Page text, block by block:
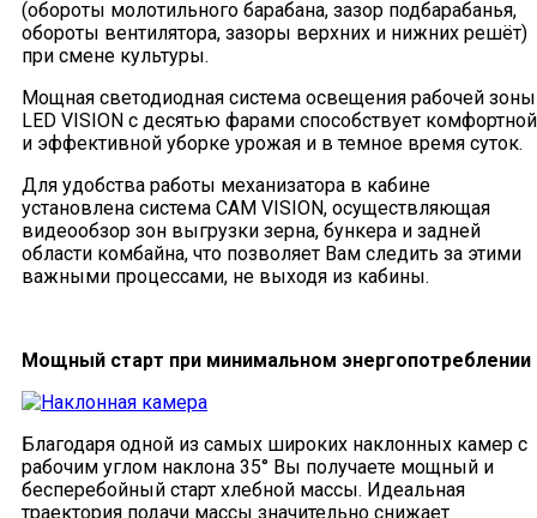
(обороты молотильного барабана, зазор подбарабанья,
обороты вентилятора, зазоры верхних и нижних решёт)
при смене культуры.
Мощная светодиодная система освещения рабочей зоны
LED VISION с десятью фарами способствует комфортной
и эффективной уборке урожая и в темное время суток.
Для удобства работы механизатора в кабине
установлена система CAM VISION, осуществляющая
видеообзор зон выгрузки зерна, бункера и задней
области комбайна, что позволяет Вам следить за этими
важными процессами, не выходя из кабины.
Мощный старт при минимальном энергопотреблении
Благодаря одной из самых широких наклонных камер с
рабочим углом наклона 35° Вы получаете мощный и
бесперебойный старт хлебной массы. Идеальная
траектория подачи массы значительно снижает